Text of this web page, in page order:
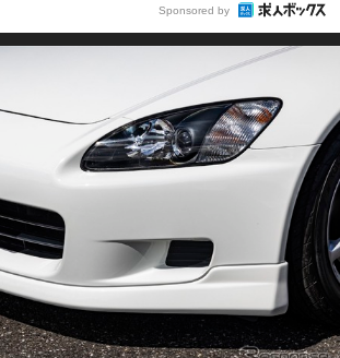
Sponsored by